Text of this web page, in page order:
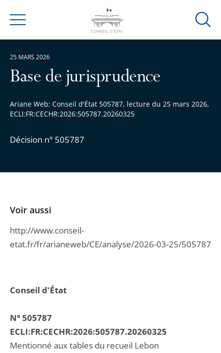
Menu
Ouvrir
Base de jurisprudence
Ariane Web: Conseil d'État 505787, lecture du 25 mars 2026,
ECLI:FR:CECHR:2026:505787.20260325
Décision n° 505787
25 MARS 2026
Conseil d'État
N° 505787
ECLI:FR:CECHR:2026:505787.20260325
Mentionné aux tables du recueil Lebon
Voir aussi
http://www.conseil-
etat.fr/fr/arianeweb/CE/analyse/2026-03-25/505787